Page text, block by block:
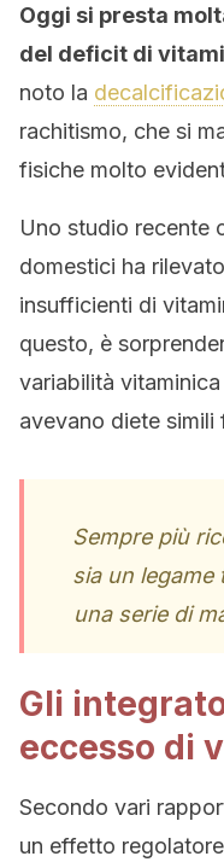
Oggi si presta
del deficit di
noto la
rachitismo, che si
fisiche molto
Uno studio recente
domestici ha
insufficienti di
questo, è
variabilità
avevano diete simili
Sempre più
sia un legame
una serie di
Gli
eccesso di
Secondo vari
un effetto